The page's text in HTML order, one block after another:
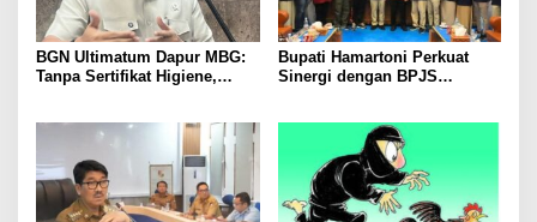
BGN Ultimatum Dapur MBG:
Tanpa Sertifikat Higiene,
Bupati Hamartoni Perkuat
Sinergi dengan BPJS